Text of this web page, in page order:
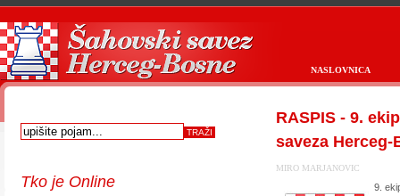
NASLOVNICA
Tko je Online
RASPIS - 9.
saveza Herceg-
MIRO MARJANOVIC
9.